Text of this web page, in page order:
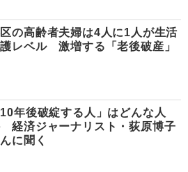
の高齢者夫婦は4人に1人が生活
レベル 激増する「老後破産」
10年後破綻する人」はどんな人
経済ジャーナリスト・荻原博子
に聞く